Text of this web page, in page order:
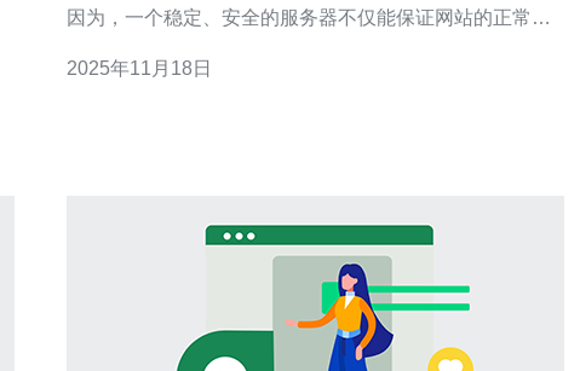
因为，一个稳定、安全的服务器不仅能保证网站的正常运
港服务器托管的最佳选择，涵盖性能、价格、服务等多方
2025年11月18日